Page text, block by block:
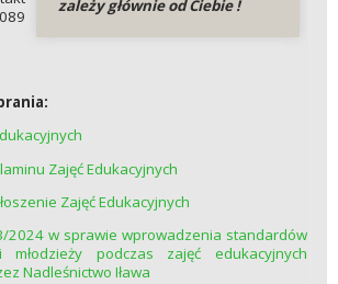
zależy głównie od Ciebie !
Zajęć Edukacyjnych
Zajęć Edukacyjnych
2024 w sprawie wprowadzenia standardów
podczas zajęć edukacyjnych
Nadleśnictwo Iława